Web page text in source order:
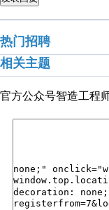
热门招聘
相关主题
官方公众号智造工程